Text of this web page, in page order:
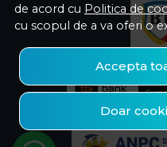
de acord cu Politica de
cu scopul de a va oferi o
Accepta
Doar